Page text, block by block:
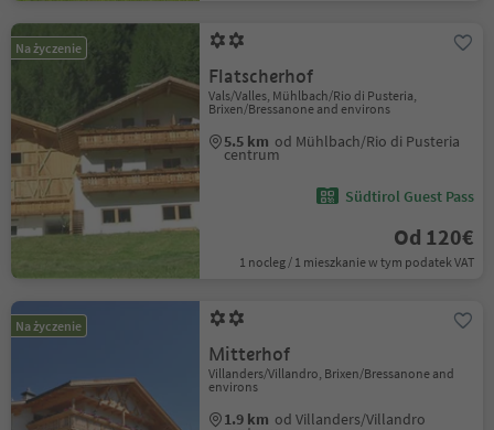
Na życzenie
Flatscherhof
Vals/Valles, Mühlbach/Rio di Pusteria,
Brixen/Bressanone and environs
5.5 km od Mühlbach/Rio di Pusteria
centrum
Südtirol Guest Pass
Od 120€
1 nocleg / 1 mieszkanie w tym podatek VAT
Na życzenie
Mitterhof
Villanders/Villandro, Brixen/Bressanone and
environs
1.9 km od Villanders/Villandro